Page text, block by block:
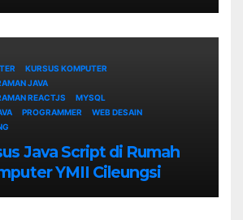
KURSUS KOMPUTER
JAVA
REACTJS
MYSQL
PROGRAMMER
WEB DESAIN
Java Script di Rumah
YMII Cileungsi